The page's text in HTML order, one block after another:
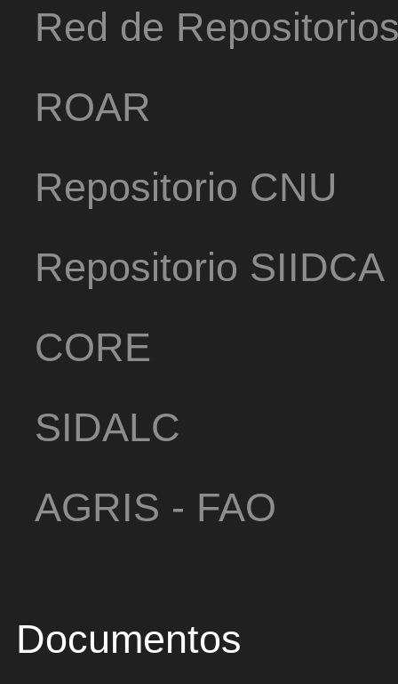
Red de
ROAR
Repositorio CNU
Repositorio SIIDCA
CORE
SIDALC
AGRIS - FAO
Documentos